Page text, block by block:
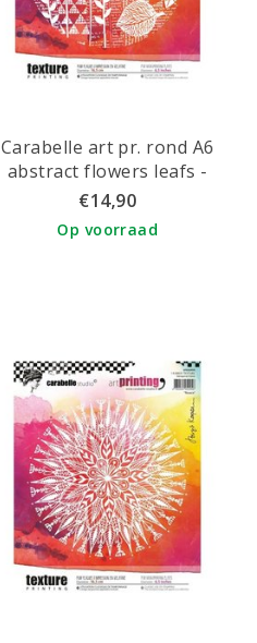
Carabelle art pr. rond A6
abstract flowers leafs -
bloemen bladeren ca. 16,5
€14,90
Op voorraad